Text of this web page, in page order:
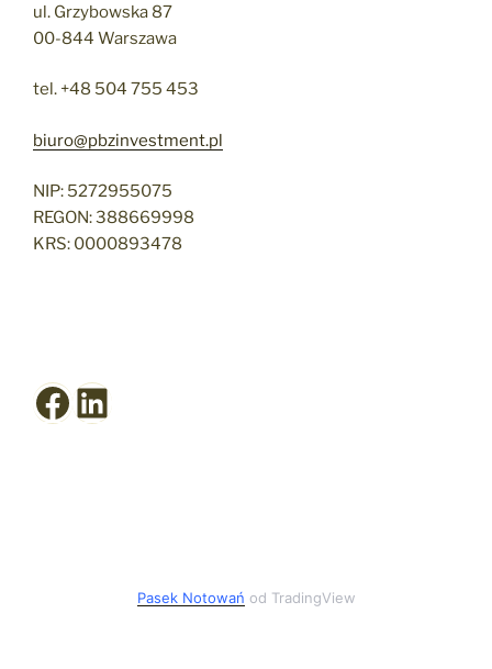
ul. Grzybowska 87
00-844 Warszawa
tel. +48 504 755 453
biuro@pbzinvestment.pl
NIP: 5272955075
REGON: 388669998
KRS: 0000893478
Facebook
LinkedIn
Pasek Notowań od TradingView